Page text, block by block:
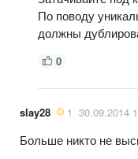
По поводу
должны
0
slay28 1 30.09.2014
Больше никто не